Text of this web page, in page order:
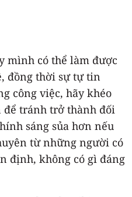
mình có thể làm được
đồng thời sự tự tin
công việc, hãy khéo
tránh trở thành đối
sáng sủa hơn nếu
từ những người có
định, không có gì đáng